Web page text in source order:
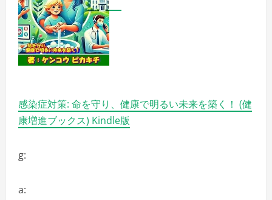
い
感染症対策: 命を守り、健康で明るい未来を築く！ (健
康増進ブックス) Kindle版
g:
a: